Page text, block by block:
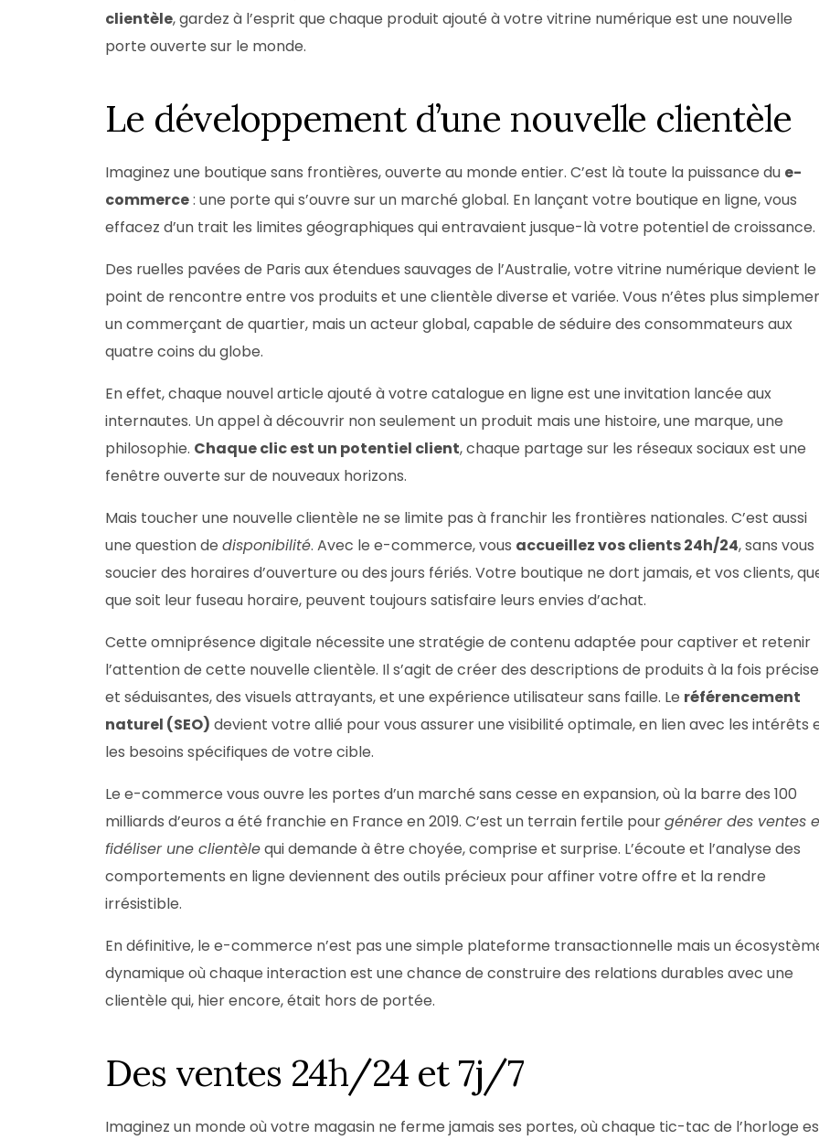
clientèle, gardez à l’esprit que chaque produit ajouté à votre vitrine numérique est une nouvelle
porte ouverte sur le monde.
Le développement d’une nouvelle clientèle
Imaginez une boutique sans frontières, ouverte au monde entier. C’est là toute la puissance du e-
commerce: une porte qui s’ouvre sur un marché global. En lançant votre boutique en ligne, vous
effacez d’un trait les limites géographiques qui entravaient jusque-là votre potentiel de croissance.
Des ruelles pavées de Paris aux étendues sauvages de l’Australie, votre vitrine numérique devient le
point de rencontre entre vos produits et une clientèle diverse et variée. Vous n’êtes plus
un commerçant de quartier, mais un acteur global, capable de séduire des consommateurs aux
quatre coins du globe.
En effet, chaque nouvel article ajouté à votre catalogue en ligne est une invitation lancée aux
internautes. Un appel à découvrir non seulement un produit mais une histoire, une marque, une
philosophie. Chaque clic est un potentiel client, chaque partage sur les réseaux sociaux est une
fenêtre ouverte sur de nouveaux horizons.
Mais toucher une nouvelle clientèle ne se limite pas à franchir les frontières nationales. C’est aussi
une question de disponibilité. Avec le e-commerce, vous accueillez vos clients 24h/24, sans vous
soucier des horaires d’ouverture ou des jours fériés. Votre boutique ne dort jamais, et vos clients,
que soit leur fuseau horaire, peuvent toujours satisfaire leurs envies d’achat.
Cette omniprésence digitale nécessite une stratégie de contenu adaptée pour captiver et retenir
l’attention de cette nouvelle clientèle. Il s’agit de créer des descriptions de produits à la fois
et séduisantes, des visuels attrayants, et une expérience utilisateur sans faille. Le référencement
naturel (SEO) devient votre allié pour vous assurer une visibilité optimale, en lien avec les intérêts
les besoins spécifiques de votre cible.
Le e-commerce vous ouvre les portes d’un marché sans cesse en expansion, où la barre des 100
milliards d’euros a été franchie en France en 2019. C’est un terrain fertile pourgénérer des ventes
fidéliser une clientèlequi demande à être choyée, comprise et surprise. L’écoute et l’analyse des
comportements en ligne deviennent des outils précieux pour affiner votre offre et la rendre
irrésistible.
En définitive, le e-commerce n’est pas une simple plateforme transactionnelle mais un
dynamique où chaque interaction est une chance de construire des relations durables avec une
clientèle qui, hier encore, était hors de portée.
Des ventes 24h/24 et 7j/7
Imaginez un monde où votre magasin ne ferme jamais ses portes, où chaque tic-tac de l’horloge